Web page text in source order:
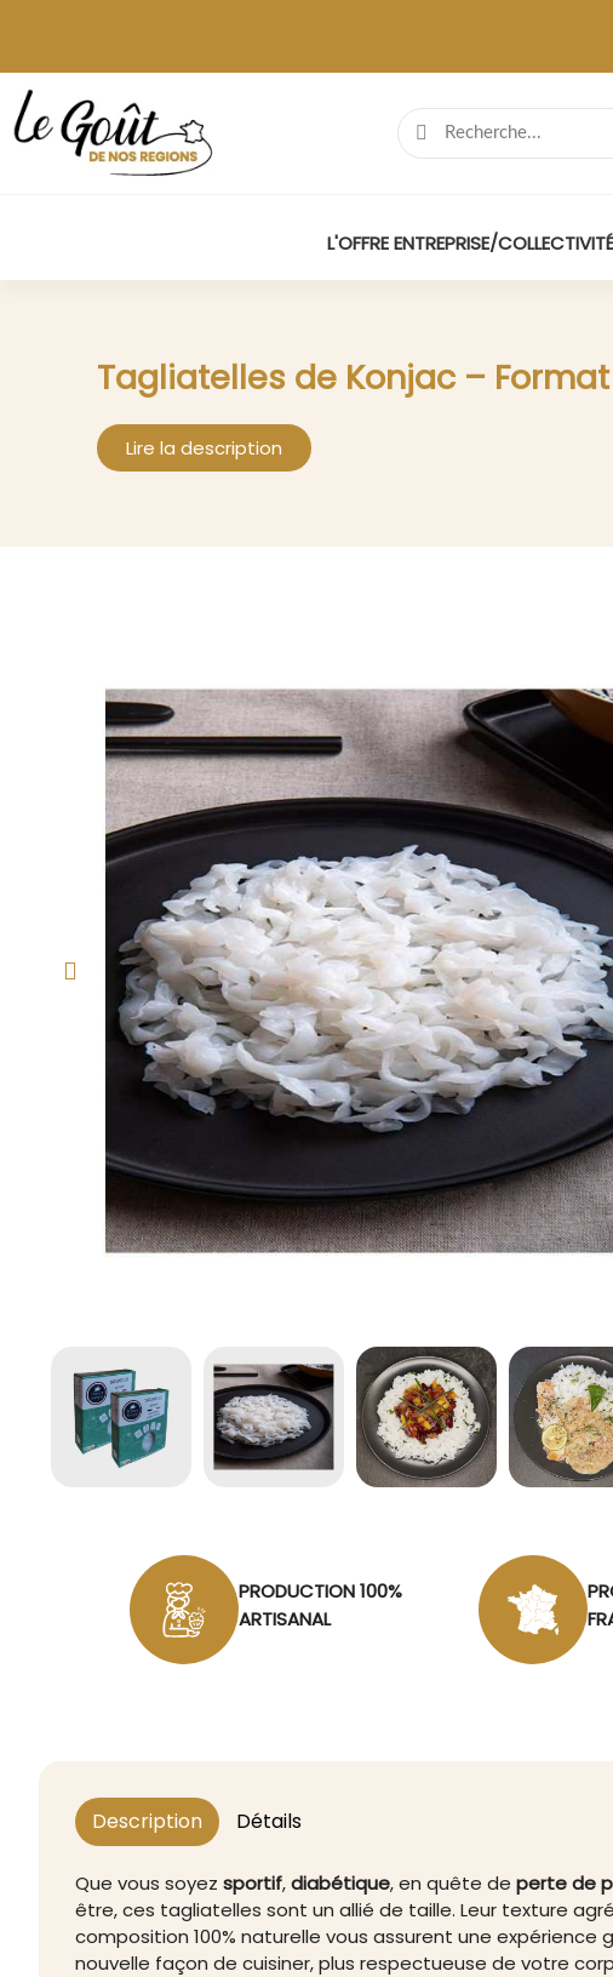
L'OFFRE ENTREPRISE/COLLECTIVITÉ
Tagliatelles de Konjac –
Lire la description
PRODUCTION 100%
ARTISANAL
Description Détails
Que vous soyez sportif,diabétique, en quête de perte de
être, ces tagliatelles sont un allié de taille. Leur texture
composition 100% naturelle vous assurent une
nouvelle façon de cuisiner, plus respectueuse de votre